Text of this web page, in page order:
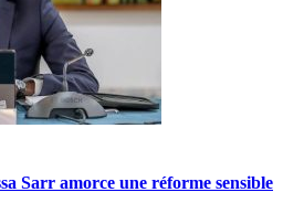
Sarr amorce une réforme sensible